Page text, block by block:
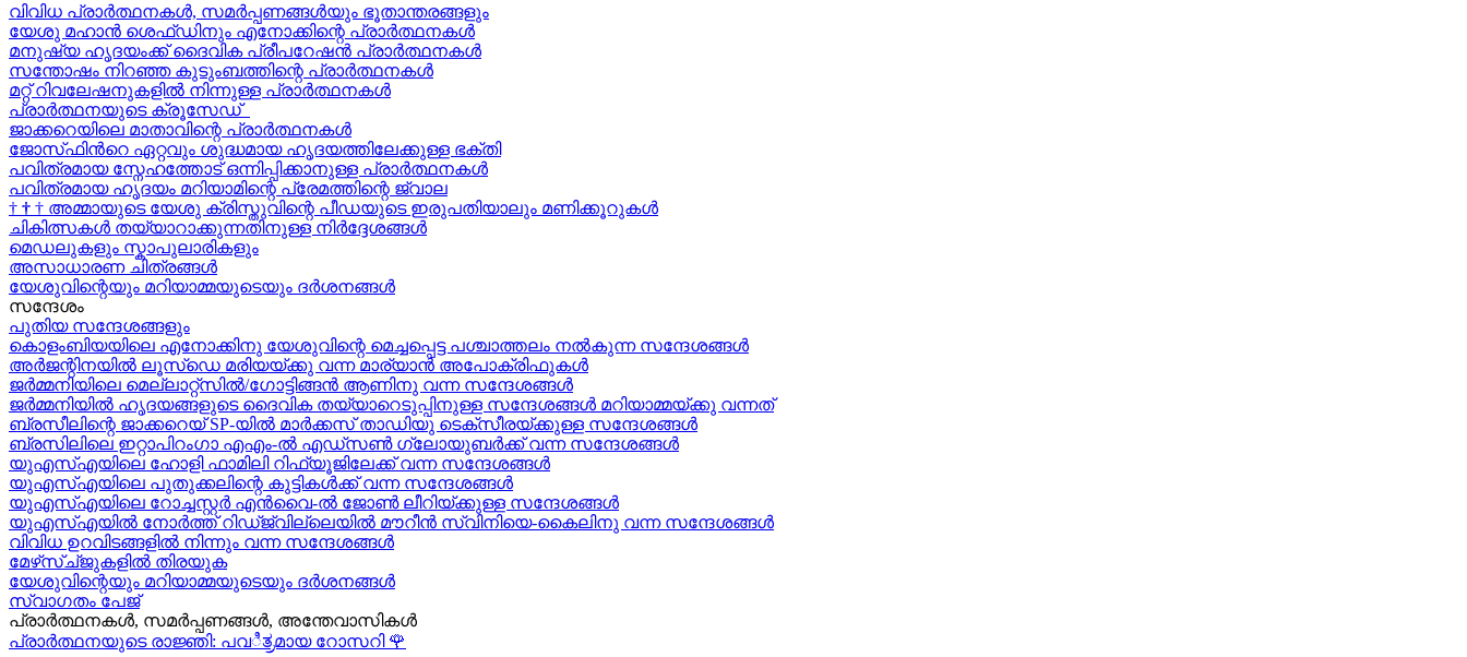
വിവിധ പ്രാർത്ഥനകൾ, സമർപ്പണങ്ങൾയും ഭൂതാന്തരങ്ങളും
യേശു മഹാന്‍ ശെഫ്ഡിനും എനോക്കിന്റെ പ്രാർത്ഥനകള്‍
മനുഷ്യ ഹൃദയംക്ക് ദൈവിക പ്രീപറേഷൻ പ്രാർത്ഥനകൾ
സന്തോഷം നിറഞ്ഞ കുടുംബത്തിന്റെ പ്രാർത്ഥനകള്‍
മറ്റ് റിവലേഷനുകളിൽ നിന്നുള്ള പ്രാർത്ഥനകൾ
പ്രാർത്ഥനയുടെ ക്രൂസേഡ്
ജാക്കറെയിലെ മാതാവിന്റെ പ്രാർത്ഥനകൾ
ജോസ്‌ഫിന്‍റെ ഏറ്റവും ശുദ്ധമായ ഹൃദയത്തിലേക്കുള്ള ഭക്തി
പവിത്രമായ സ്നേഹത്തോട് ഒന്നിപ്പിക്കാനുള്ള പ്രാർത്ഥനകള്‍
പവിത്രമായ ഹൃദയം മറിയാമിന്റെ പ്രേമത്തിന്റെ ജ്വാല
† † † അമ്മായുടെ യേശു ക്രിസ്തുവിന്റെ പീഡയുടെ ഇരുപതിയാലും മണിക്കൂറുകള്‍
ചികിത്സകൾ തയ്യാറാക്കുന്നതിനുള്ള നിർദ്ദേശങ്ങൾ
മെഡലുകളും സ്കാപുലാരികളും
അസാധാരണ ചിത്രങ്ങൾ
യേശുവിന്റെയും മറിയാമ്മയുടെയും ദർശനങ്ങൾ
സന്ദേശം
പുതിയ സന്ദേശങ്ങളും
കൊളംബിയയിലെ എനോക്കിനു യേശുവിന്റെ മെച്ചപ്പെട്ട പശ്ചാത്തലം നൽകുന്ന സന്ദേശങ്ങള്‍
അർജന്റിനയിൽ ലൂസ്ഡെ മരിയയ്ക്കു വന്ന മാര്യാന്‍ അപോക്രിഫുകള്‍
ജർമ്മനിയിലെ മെല്ലാറ്റ്സിൽ/ഗോട്ടിങ്ങൻ ആണിനു വന്ന സന്ദേശങ്ങൾ
ജർമ്മനിയിൽ ഹൃദയങ്ങളുടെ ദൈവിക തയ്യാറെടുപ്പിനുള്ള സന്ദേശങ്ങൾ മറിയാമ്മയ്ക്കു വന്നത്
ബ്രസീലിന്റെ ജാക്കറെയ്‍ SP-യിൽ മാർക്കസ് താഡിയു ടെക്സീരയ്ക്കുള്ള സന്ദേശങ്ങള്‍
ബ്രസിലിലെ ഇറ്റാപിറംഗാ എഎം-ൽ എഡ്സൺ ഗ്ലോയുബർക്ക് വന്ന സന്ദേശങ്ങൾ
യുഎസ്എയിലെ ഹോളി ഫാമിലി റിഫ്യൂജിലേക്ക് വന്ന സന്ദേശങ്ങൾ
യുഎസ്എയിലെ പുതുക്കലിന്റെ കുട്ടികള്‍ക്ക് വന്ന സന്ദേശങ്ങള്‍
യുഎസ്എയിലെ റോച്ചസ്റ്റർ എൻവൈ-ൽ ജോൺ ലീറിയ്ക്കുള്ള സന്ദേശങ്ങൾ
യുഎസ്എയിൽ നോർത്ത് റിഡ്ജ്വില്ലെയിൽ മൗറീൻ സ്വിനിയെ-കൈലിനു വന്ന സന്ദേശങ്ങള്‍
വിവിധ ഉറവിടങ്ങളിൽ നിന്നും വന്ന സന്ദേശങ്ങൾ
മേഴ്‍സ്ച്ജുകളിൽ തിരയുക
യേശുവിന്റെയും മറിയാമ്മയുടെയും ദർശനങ്ങൾ
സ്വാഗതം പേജ്
പ്രാർത്ഥനകൾ, സമർപ്പണങ്ങൾ, അന്തേവാസികൾ
പ്രാർത്ഥനയുടെ രാജ്ഞി: പവಿತ್ರമായ റോസറി 🌹